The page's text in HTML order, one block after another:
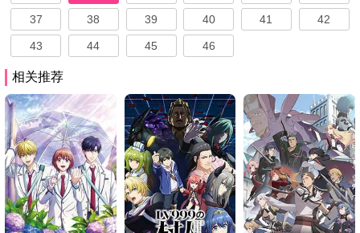
37 38 39 40 41 42
43 44 45 46
相关推荐